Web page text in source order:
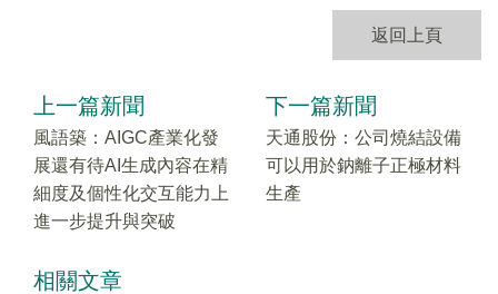
返回上頁
上一篇新聞
風語築：AIGC產業化發
展還有待AI生成內容在精
細度及個性化交互能力上
進一步提升與突破
下一篇新聞
天通股份：公司燒結設備
可以用於鈉離子正極材料
生產
相關文章